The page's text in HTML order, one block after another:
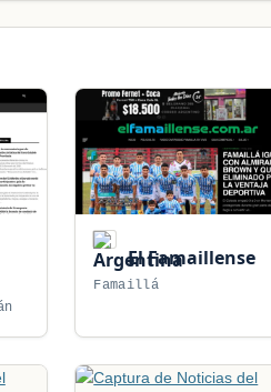
El Famaillense
Famaillá